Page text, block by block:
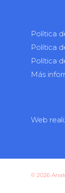
Política
Política
Política
Más
Web
© 2026